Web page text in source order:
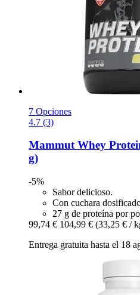
7 Opciones
4.7 (3)
MammutWhey
g)
-5%
Sabor delicioso.
Con cuchara
27 g de proteína por
99,74 € 104,99 € (33,25 € /
Entrega gratuita hasta el 18